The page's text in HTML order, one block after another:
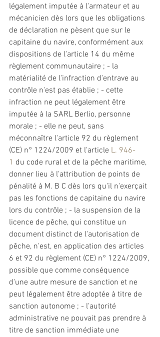
légalement imputée à l'armateur et au
mécanicien dès lors que les obligations
de déclaration ne pèsent que sur le
capitaine du navire, conformément aux
dispositions de l'article 14 du même
règlement communautaire ; - la
matérialité de l'infraction d'entrave au
contrôle n'est pas établie ; - cette
infraction ne peut légalement être
imputée à la SARL Berlio, personne
morale ; - elle ne peut, sans
méconnaître l'article 92 du règlement
(CE) n° 1224/2009 et l'article L. 946-
1 du code rural et de la pêche maritime,
donner lieu à l'attribution de points de
pénalité à M. B C dès lors qu'il n'exerçait
pas les fonctions de capitaine du navire
lors du contrôle ; - la suspension de la
licence de pêche, qui constitue un
document distinct de l'autorisation de
pêche, n'est, en application des articles
6 et 92 du règlement (CE) n° 1224/2009,
possible que comme conséquence
d'une autre mesure de sanction et ne
peut légalement être adoptée à titre de
sanction autonome ; - l'autorité
administrative ne pouvait pas prendre à
titre de sanction immédiate une